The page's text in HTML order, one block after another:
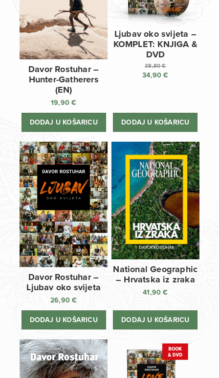
Davor Rostuhar –
Hunter-Gatherers
(EN)
19,90€
DODAJ U KOŠARICU
Ljubav oko svijeta –
KOMPLET: KNJIGA &
DVD
38,80€
Izvorna
38,80 €.
34,90€
34,90 €.
DODAJ U KOŠARICU
Davor Rostuhar –
Ljubav oko svijeta
26,90€
DODAJ U KOŠARICU
National Geographic
– Hrvatska iz zraka
41,90€
DODAJ U KOŠARICU